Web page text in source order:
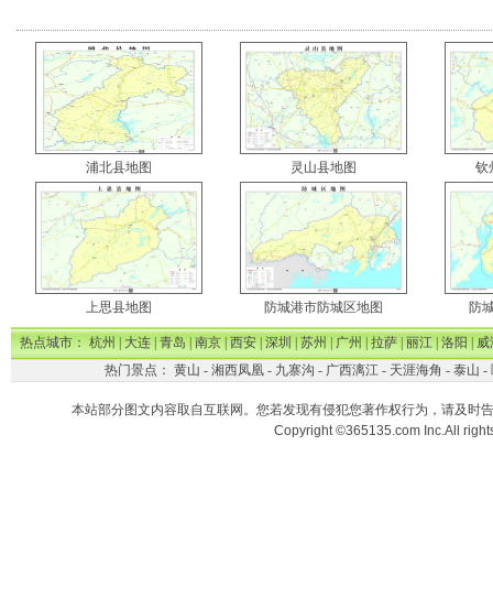
浦北县地图 灵山县地图 钦
上思县地图 防城港市防城区地图 防
热点城市：杭州|大连|青岛|南京|西安|深圳|苏州|广州|拉萨|丽江|洛阳|威
热门景点： 黄山 - 湘西凤凰- 九寨沟 - 广西漓江- 天涯海角 - 泰山 -
本站部分图文内容取自互联网。您若发现有侵犯您著作权行为，请及时
Copyright ©365135.com Inc.All